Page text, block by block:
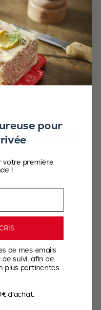
chocolat 21 cm
pour
votre première
!
de mes emails
suivi, afin de
plus pertinentes
d’achat.